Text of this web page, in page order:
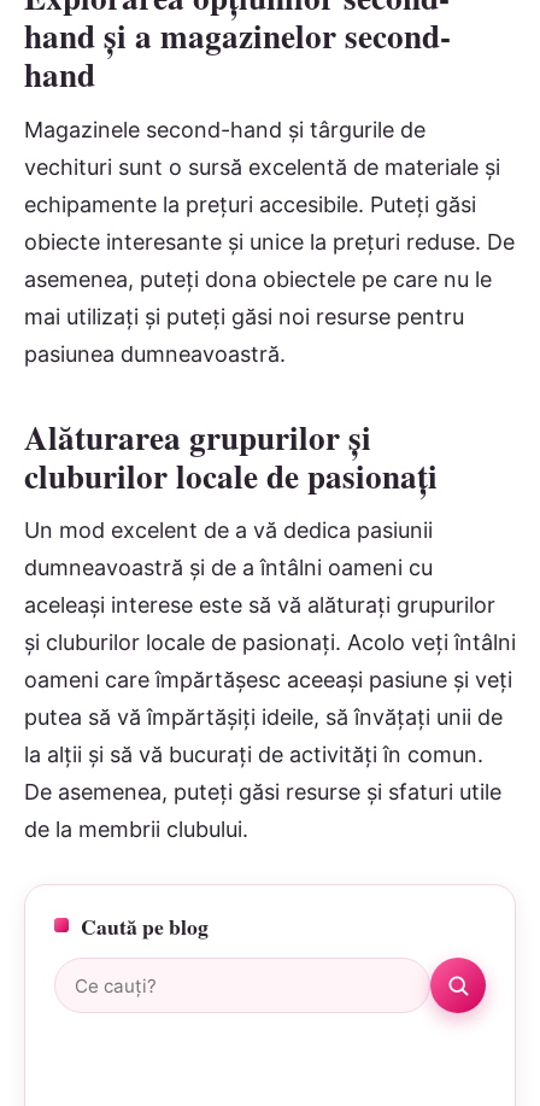
hand și a magazinelor second-
hand
Magazinele second-hand și târgurile de
vechituri sunt o sursă excelentă de materiale și
echipamente la prețuri accesibile. Puteți găsi
obiecte interesante și unice la prețuri reduse. De
asemenea, puteți dona obiectele pe care nu le
mai utilizați și puteți găsi noi resurse pentru
pasiunea dumneavoastră.
Alăturarea grupurilor și
cluburilor locale de pasionați
Un mod excelent de a vă dedica pasiunii
dumneavoastră și de a întâlni oameni cu
aceleași interese este să vă alăturați grupurilor
și cluburilor locale de pasionați. Acolo veți întâlni
oameni care împărtășesc aceeași pasiune și veți
putea să vă împărtășiți ideile, să învățați unii de
la alții și să vă bucurați de activități în comun.
De asemenea, puteți găsi resurse și sfaturi utile
de la membrii clubului.
Caută pe blog
Caută: